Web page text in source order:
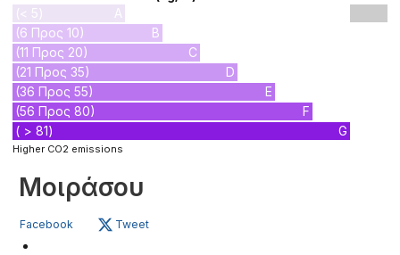
(< 5)
A
(6 Προς 10)
B
(11 Προς 20)
C
(21 Προς 35)
D
(36 Προς 55)
E
(56 Προς 80)
F
( > 81)
G
Higher CO2 emissions
Μοιράσου
Facebook Tweet